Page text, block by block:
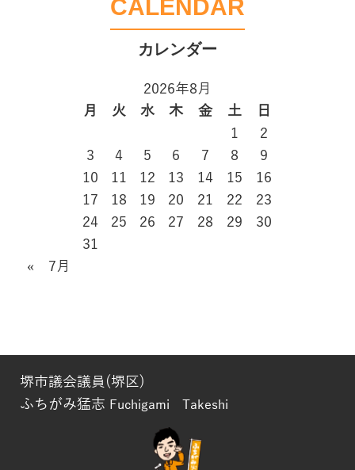
CALENDAR
2026年8月
月
火 水 木 金 土
日
1
2
3
4 5 6 7 8
9
10
11 12 13 14 15
16
17
18 19 20 21 22
23
24
25 26 27 28 29
30
31
« 7月
堺市議会議員(堺区)
ふちがみ猛志 Fuchigami Takeshi